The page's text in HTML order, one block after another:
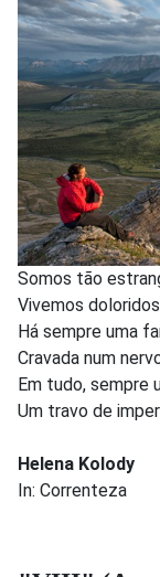
Somos tão
Vivemos
Há sempre uma
Cravada num
Em tudo, sempre
Um travo de
Helena Kolody
In: Correnteza